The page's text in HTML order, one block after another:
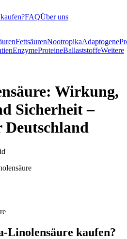
FAQÜber uns
FettsäurenNootropikaAdaptogene
EnzymeProteineBallaststoffeWeitere
Wirkung,
Sicherheit –
Linolensäure kaufen?